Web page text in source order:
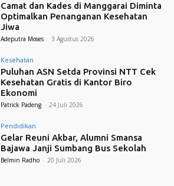
Camat dan Kades di Manggarai Diminta
Optimalkan Penanganan Kesehatan
Jiwa
Adeputra Moses - 3 Agustus 2026
Kesehatan
Puluhan ASN Setda Provinsi NTT Cek
Kesehatan Gratis di Kantor Biro
Ekonomi
Patrick Padeng - 24 Juli 2026
Pendidikan
Gelar Reuni Akbar, Alumni Smansa
Bajawa Janji Sumbang Bus Sekolah
Belmin Radho - 20 Juli 2026